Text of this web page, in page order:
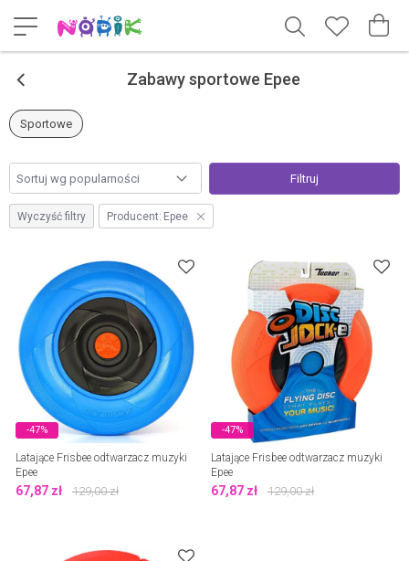
< Zabawy sportowe Epee
Sportowe
Filtruj
Wyczyść filtry Producent: Epee
-47%
Latające Frisbee odtwarzacz muzyki
Epee
67,87 zł 129,00zł
-47%
Latające Frisbee odtwarzacz muzyki
Epee
67,87 zł 129,00zł